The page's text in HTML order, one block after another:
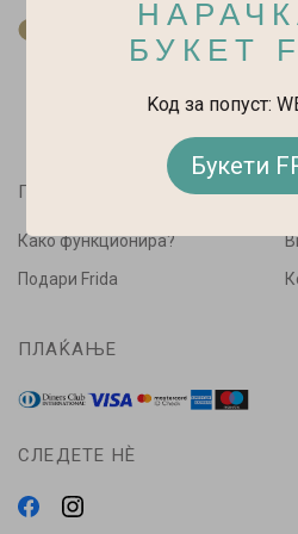
ПАЗАРУВАЈ
Како функционира?
Подари Frida
ПЛАЌАЊЕ
СЛЕДЕТЕ НÈ
БУКЕТ
Kод за попуст:
Букети